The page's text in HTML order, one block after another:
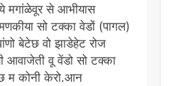
से आभीयास
सो टक्का वेडों (पागल)
बेटेछ वो झाडेहेट रोज
आवाजेती वू वेंडो सो टक्का
म कोनी केरो.आन